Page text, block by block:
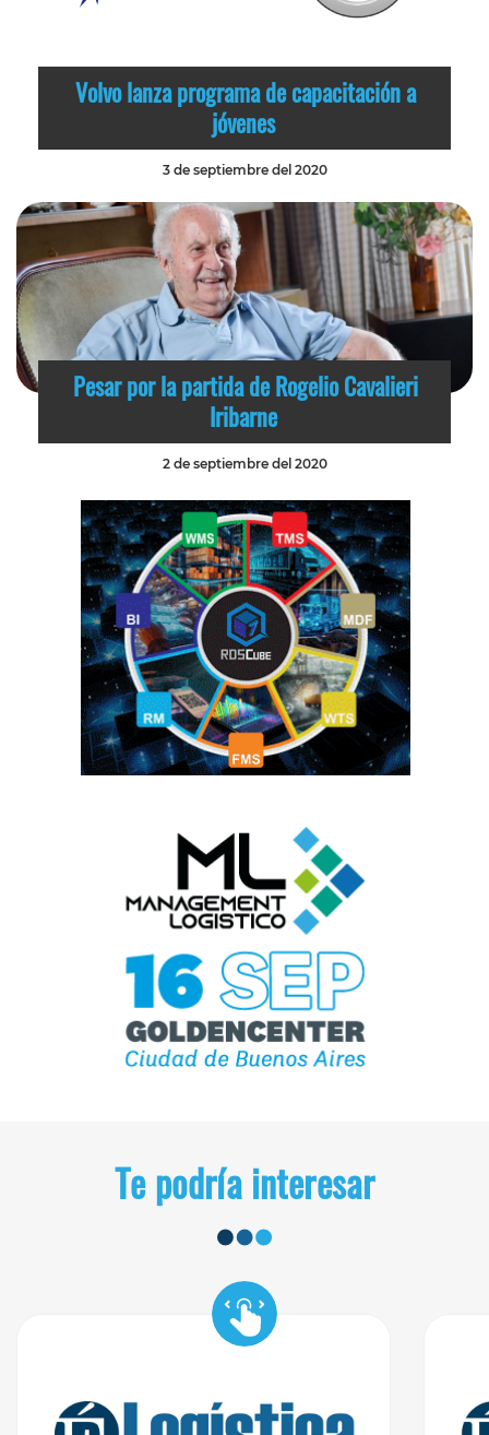
Volvo lanza programa de capacitación a
jóvenes
3 de septiembre del 2020
Pesar por la partida de Rogelio Cavalieri
Iribarne
2 de septiembre del 2020
Te podría interesar